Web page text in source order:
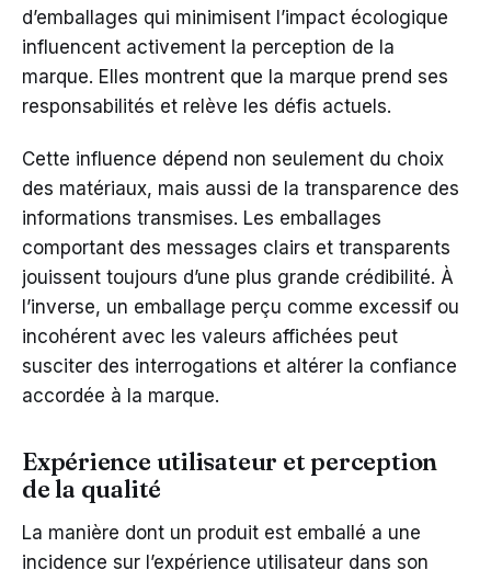
d’emballages qui minimisent l’impact écologique
influencent activement la perception de la
marque. Elles montrent que la marque prend ses
responsabilités et relève les défis actuels.
Cette influence dépend non seulement du choix
des matériaux, mais aussi de la transparence des
informations transmises. Les emballages
comportant des messages clairs et transparents
jouissent toujours d’une plus grande crédibilité. À
l’inverse, un emballage perçu comme excessif ou
incohérent avec les valeurs affichées peut
susciter des interrogations et altérer la confiance
accordée à la marque.
Expérience utilisateur et perception
de la qualité
La manière dont un produit est emballé a une
incidence sur l’expérience utilisateur dans son